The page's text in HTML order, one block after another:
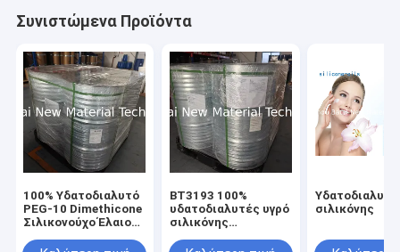
Συνιστώμενα Προϊόντα
100% Υδατοδιαλυτό
PEG-10 Dimethicone
Σιλικονούχο Έλαιο
Απαλότητα και
BT3193 100%
υδατοδιαλυτές υγρό
σιλικόνης
10 για βελτιωμένες
Υδατοδιαλυτό
σιλικόνης